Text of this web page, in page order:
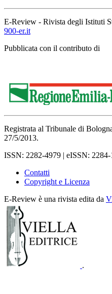
E-Review - Rivista degli Istituti
900-er.it
Pubblicata con il contributo di
Registrata al Tribunale di
27/5/2013.
ISSN: 2282-4979 | eISSN:
Contatti
Copyright e Licenza
E-Review è una rivista edita da
.